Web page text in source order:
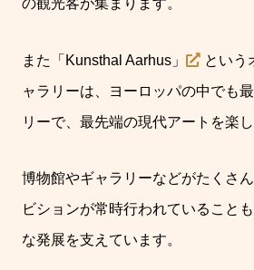
の観光客が集まります。
また「 Kunsthal Aarhus 」
という
ャラリーは、ヨーロッパの中でも
リーで、最先端の現代アートを楽
博物館やギャラリーなどがたくさ
ビションが常時行われていること
な発展を支えています。